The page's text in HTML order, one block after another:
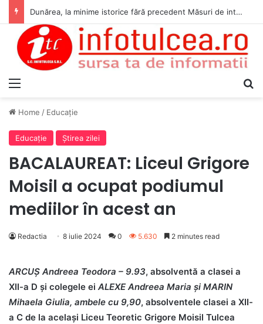
Dunărea, la minime istorice fără precedent Măsuri de intervenție pentru menținerea debitelor minime, necesare pentru producția de energie nucleară
Home / Educaţie
Educaţie Ştirea zilei
BACALAUREAT: Liceul Grigore
Moisil a ocupat podiumul
mediilor în acest an
Redactia 8 iulie 2024 0 5.630 2 minutes read
ARCUȘ Andreea Teodora – 9.93, absolventă a clasei a
XII-a D și colegele ei ALEXE Andreea Maria și MARIN
Mihaela Giulia, ambele cu 9,90, absolventele clasei a XII-
a C de la același Liceu Teoretic Grigore Moisil Tulcea